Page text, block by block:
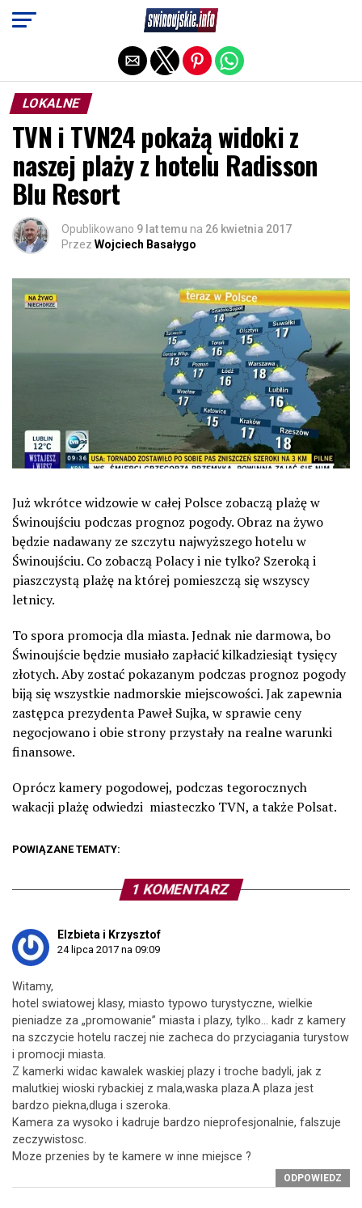
LOKALNE
TVN i TVN24 pokażą widoki z
naszej plaży z hotelu Radisson
Blu Resort
Opublikowano 9 lat temu na 26 kwietnia 2017
Przez Wojciech Basałygo
Już wkrótce widzowie w całej Polsce zobaczą plażę w
Świnoujściu podczas prognoz pogody. Obraz na żywo
będzie nadawany ze szczytu najwyższego hotelu w
Świnoujściu. Co zobaczą Polacy i nie tylko? Szeroką i
piaszczystą plażę na której pomieszczą się wszyscy
letnicy.
To spora promocja dla miasta. Jednak nie darmowa, bo
Świnoujście będzie musiało zapłacić kilkadziesiąt tysięcy
złotych. Aby zostać pokazanym podczas prognoz pogody
biją się wszystkie nadmorskie miejscowości. Jak zapewnia
zastępca prezydenta Paweł Sujka, w sprawie ceny
negocjowano i obie strony przystały na realne warunki
finansowe.
Oprócz kamery pogodowej, podczas tegorocznych
wakacji plażę odwiedzi miasteczko TVN, a także Polsat.
POWIĄZANE TEMATY:
1 KOMENTARZ
Elzbieta i Krzysztof
24 lipca 2017 na 09:09
Witamy,
hotel swiatowej klasy, miasto typowo turystyczne, wielkie
pieniadze za „promowanie” miasta i plazy, tylko… kadr z kamery
na szczycie hotelu raczej nie zacheca do przyciagania turystow
i promocji miasta.
Z kamerki widac kawalek waskiej plazy i troche badyli, jak z
malutkiej wioski rybackiej z mala,waska plaza.A plaza jest
bardzo piekna,dluga i szeroka.
Kamera za wysoko i kadruje bardzo nieprofesjonalnie, falszuje
zeczywistosc.
Moze przenies by te kamere w inne miejsce ?
ODPOWIEDZ
Exit mobile version